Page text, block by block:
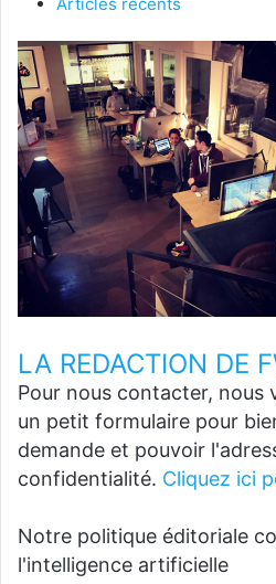
LA REDACTION DE
Pour nous contacter, nous
un petit formulaire pour
demande et pouvoir
confidentialité. Cliquez ici
Notre politique éditoriale
l'intelligence artificielle